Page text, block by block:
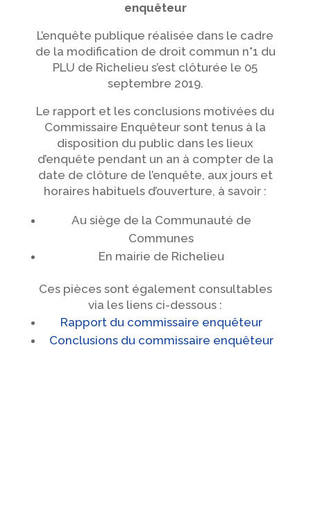
enquêteur
L’enquête publique réalisée dans le cadre
de la modification de droit commun n°1 du
PLU de Richelieu s’est clôturée le 05
septembre 2019.
Le rapport et les conclusions motivées du
Commissaire Enquêteur sont tenus à la
disposition du public dans les lieux
d’enquête pendant un an à compter de la
date de clôture de l’enquête, aux jours et
horaires habituels d’ouverture, à savoir :
Au siège de la Communauté de
Communes
En mairie de Richelieu
Ces pièces sont également consultables
via les liens ci-dessous :
Rapport du commissaire enquêteur
Conclusions du commissaire enquêteur